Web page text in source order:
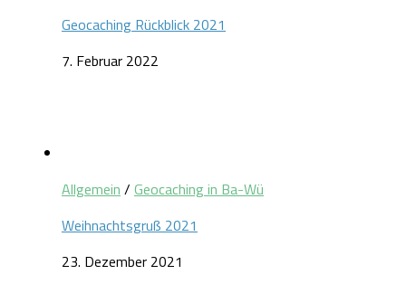
Geocaching Rückblick 2021
7. Februar 2022
Allgemein / Geocaching in Ba-Wü
Weihnachtsgruß 2021
23. Dezember 2021